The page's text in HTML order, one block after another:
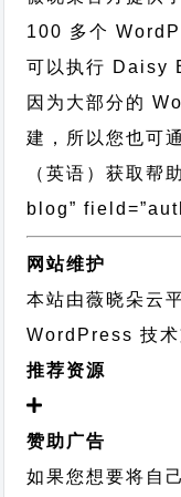
100 多个
可以执行 Daisy
因为大部分的
建，所以您也可
（英语）获取
blog”
网站维护
本站由薇晓朵云
WordPress 技术
推荐资源
赞助广告
如果您想要将自